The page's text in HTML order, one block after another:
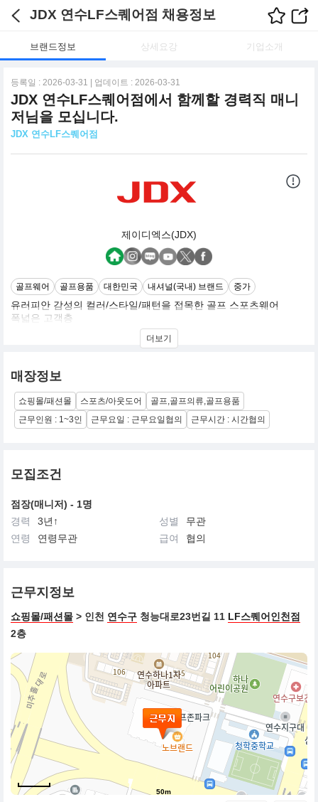
JDX 연수LF스퀘어점 채용정보
브랜드정보 상세요강 기업소개
등록일 : 2026-03-31 | 업데이트 : 2026-03-31
JDX 연수LF스퀘어점에서 함께할 경력직 매니
저님을 모십니다.
JDX 연수LF스퀘어점
제이디엑스(JDX)
골프웨어 골프용품 대한민국 내셔널(국내) 브랜드 중가
유러피안 감성의 컬러/스타일/패턴을 접목한 골프 스포츠웨어
폭넓은 고객층
20대에서 50대까지 전 연령층 대상
더보기
매장정보
쇼핑몰/패션몰 스포츠/아웃도어
골프,골프의류,골프용품
근무인원 : 1~3인
근무요일 : 근무요일협의 근무시간 : 시간협의
모집조건
점장(매니저) - 1명
경력
3년↑ 성별
무관
연령
연령무관 급여 협의
근무지정보
쇼핑몰/패션몰 > 인천 연수구 청능대로23번길 11 LF스퀘어인천점
2층
50m